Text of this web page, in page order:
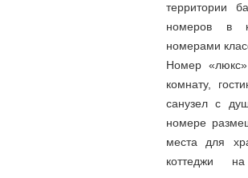
территории
номеров в
номерами
Номер
комнату,
санузел с
номере
места для
коттеджи